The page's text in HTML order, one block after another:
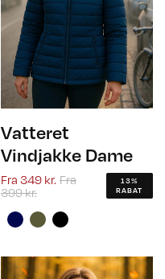
Vatteret
Vindjakke Dame
Fra 349 kr. Fra
399 kr.
13%
RABAT